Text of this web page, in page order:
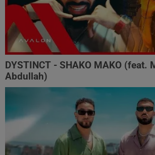
DYSTINCT - SHAKO MAKO (feat.
Abdullah)